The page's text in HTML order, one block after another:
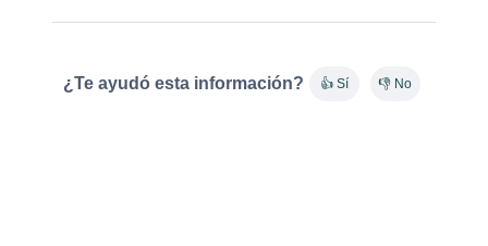
¿Te ayudó esta información? 👍 Sí 👎 No